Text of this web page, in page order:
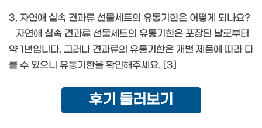
3. 자연애 실속 견과류 선물세트의 유통기한은 어떻게 되나요?
– 자연애 실속 견과류 선물세트의 유통기한은 포장된 날로부터
약 1년입니다. 그러나 견과류의 유통기한은 개별 제품에 따라 다
를 수 있으니 유통기한을 확인해주세요. [3]
후기 둘러보기